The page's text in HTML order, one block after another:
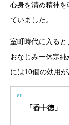
心身を清め精神
ていました。
室町時代に入る
おなじみ一休宗
には10個の効用が
「香十徳」